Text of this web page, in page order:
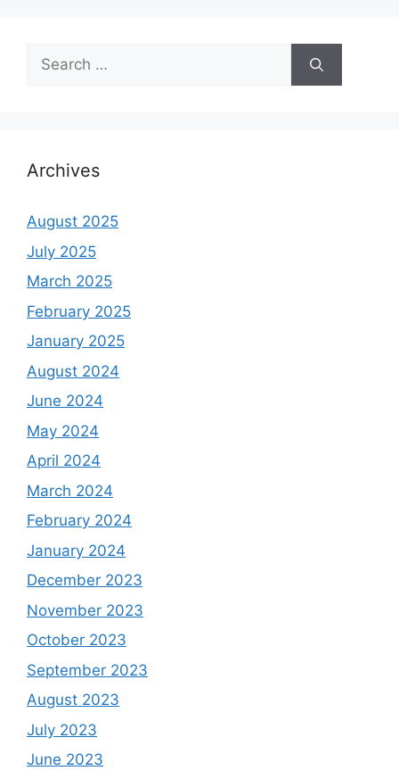
Search
for:
Archives
August 2025
July 2025
March 2025
February 2025
January 2025
August 2024
June 2024
May 2024
April 2024
March 2024
February 2024
January 2024
December 2023
November 2023
October 2023
September 2023
August 2023
July 2023
June 2023